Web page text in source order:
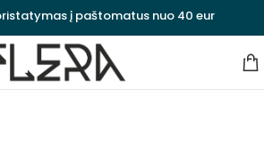
į paštomatus nuo 40 eur